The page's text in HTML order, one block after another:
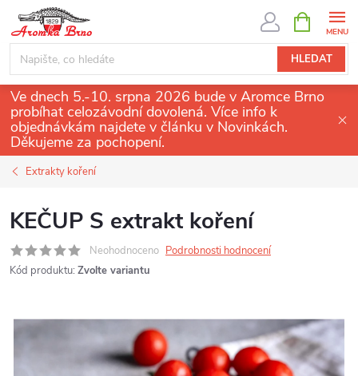
obsah
HLEDAT
NÁKUPNÍ
KOŠÍK
Ve dnech 5.-10. srpna 2026 bude v Aromce Brno
probíhat celozávodní dovolená. Více info k
objednávkám najdete v článku v Novinkách.
Děkujeme za pochopení.
Extrakty koření
KEČUP S extrakt koření
Neohodnoceno Podrobnosti hodnocení
Kód produktu: Zvolte variantu